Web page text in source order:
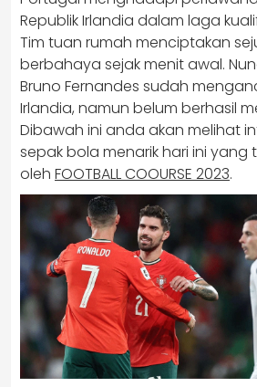
Republik Irlandia dalam laga
Tim tuan rumah menciptakan
berbahaya sejak menit awal.
Bruno Fernandes sudah
Irlandia, namun belum berhasil
Dibawah ini anda akan melihat
sepak bola menarik hari ini yang
oleh FOOTBALL COOURSE 2023.